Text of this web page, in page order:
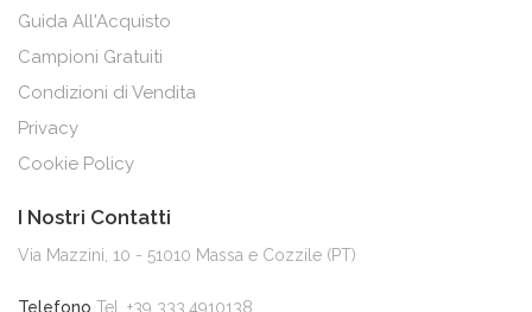
Guida All'Acquisto
Campioni Gratuiti
Condizioni di Vendita
Privacy
Cookie Policy
I Nostri Contatti
Via Mazzini, 10 - 51010 Massa e Cozzile (PT)
Telefono Tel. +39 333.4910138